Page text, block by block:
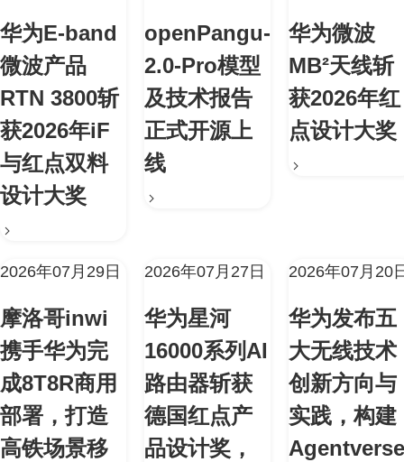
华为E-band
微波产品
RTN 3800斩
获2026年iF
与红点双料
设计大奖
openPangu-
2.0-Pro模型
及技术报告
正式开源上
线
华为微波
MB²天线斩
获2026年红
点设计大奖
2026年07月29日
摩洛哥inwi
携手华为完
成8T8R商用
部署，打造
高铁场景移
2026年07月27日
华为星河
16000系列AI
路由器斩获
德国红点产
品设计奖，
2026年07月20
华为发布五
大无线技术
创新方向与
实践，构建
Agentverse